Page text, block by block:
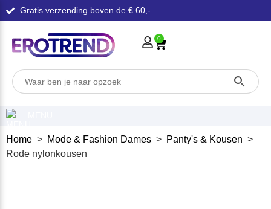
Gratis verzending boven de € 60,-
0
Home > Mode & Fashion Dames > Panty's & Kousen >
Rode nylonkousen